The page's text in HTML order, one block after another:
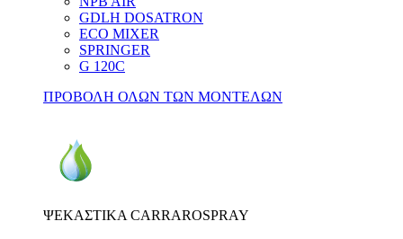
GDLH DOSATRON
ECO MIXER
SPRINGER
G 120C
ΠΡΟΒΟΛΗ ΟΛΩΝ ΤΩΝ ΜΟΝΤΕΛΩΝ
ΨΕΚΑΣΤΙΚΑ CARRAROSPRAY